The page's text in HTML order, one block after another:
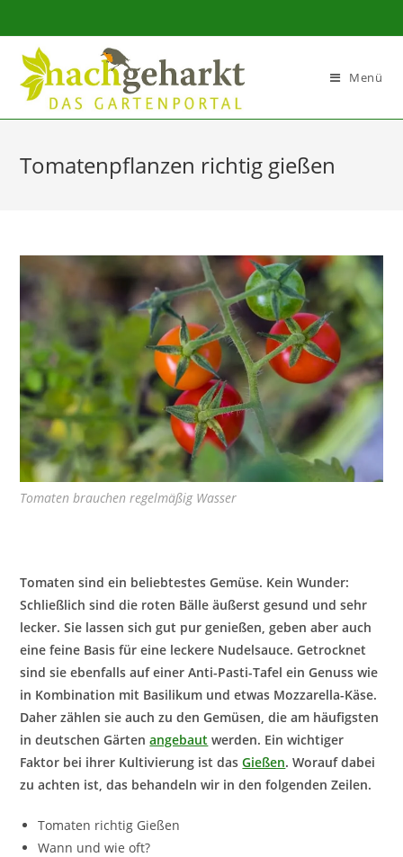
Sidebar-
Inhalt
Menü
Tomatenpflanzen richtig gießen
Tomaten brauchen regelmäßig Wasser
Tomaten sind ein beliebtestes Gemüse. Kein Wunder:
Schließlich sind die roten Bälle äußerst gesund und sehr
lecker. Sie lassen sich gut pur genießen, geben aber auch
eine feine Basis für eine leckere Nudelsauce. Getrocknet
sind sie ebenfalls auf einer Anti-Pasti-Tafel ein Genuss wie
in Kombination mit Basilikum und etwas Mozzarella-Käse.
Daher zählen sie auch zu den Gemüsen, die am häufigsten
in deutschen Gärtenangebaut werden. Ein wichtiger
Faktor bei ihrer Kultivierung ist dasGießen. Worauf dabei
zu achten ist, das behandeln wir in den folgenden Zeilen.
Tomaten richtig Gießen
Wann und wie oft?